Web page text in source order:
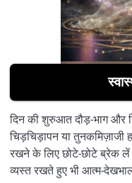
दिन की शुरुआत दौड़-भाग और
चिड़चिड़ापन या तुनकमिज़ाजी
रखने के लिए छोटे-छोटे ब्रेक
व्यस्त रखते हुए भी आत्म-